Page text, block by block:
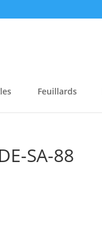
Feuillards
SA-88